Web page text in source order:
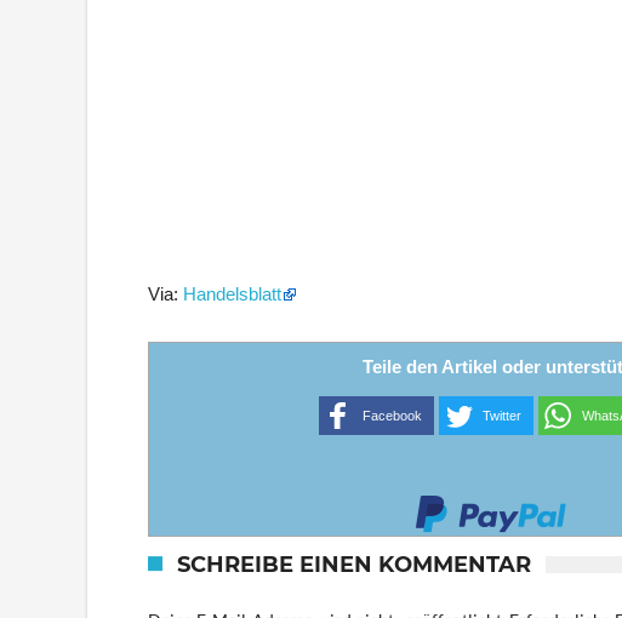
Via: Handelsblatt
Teile den Artikel oder
Facebook Twitter
SCHREIBE EINEN KOMMENTAR